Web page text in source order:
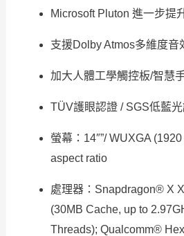
Microsoft Pluton 進一步提
支援Dolby Atmos多維度音
加大人體工學觸控板/智慧
TÜV護眼認證 / SGS低藍
螢幕：14″”/ WUXGA
aspect ratio
處理器：Snapdragon® X
(30MB Cache, up to
Threads); Qualcomm®